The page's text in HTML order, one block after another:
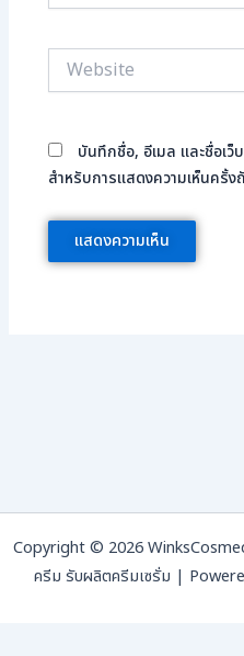
Website
บันทึกชื่อ, อีเมล และชื่อเว็
สำหรับการแสดงความเห็นครั้ง
Copyright © 2026
ครีม รับผลิตครีมเซรั่ม |